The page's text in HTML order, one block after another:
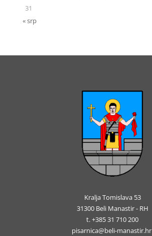
31
« srp
Kralja Tomislava 53
31300 Beli Manastir - RH
t. +385 31 710 200
pisarnica@beli-manastir.hr